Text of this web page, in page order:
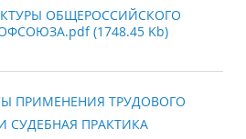
ОБЩЕРОССИЙСКОГО
(1748.45 Kb)
ПРИМЕНЕНИЯ ТРУДОВОГО
СУДЕБНАЯ ПРАКТИКА